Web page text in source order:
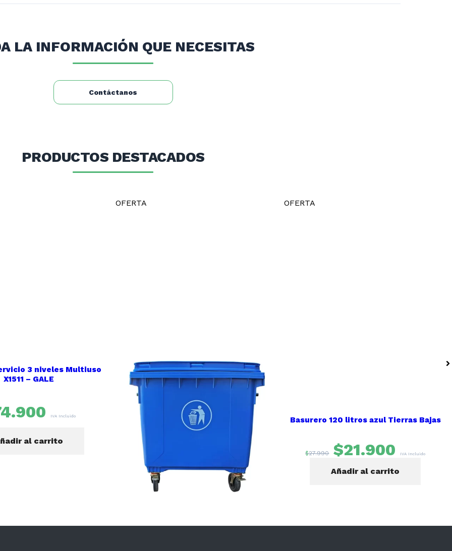
LA INFORMACIÓN QUE NECESITAS
Contáctanos
PRODUCTOS DESTACADOS
3 niveles Multiuso
X1511 – GALE
IVA Incluido
al carrito
OFERTA
Basurero Contenedor basura 1100
Litros con ruedas.
269.990 IVA Incluido
Añadir al carrito
OFERTA
Basurero 120 litros azul Tierras Bajas
$27.990 $21.900 IVA Incluido
Añadir al carrito